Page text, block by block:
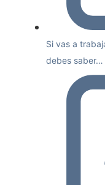
Si vas a
debes saber…